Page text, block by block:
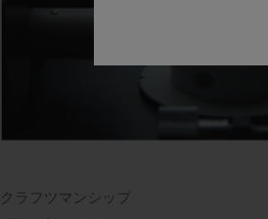
クラフツマンシップ